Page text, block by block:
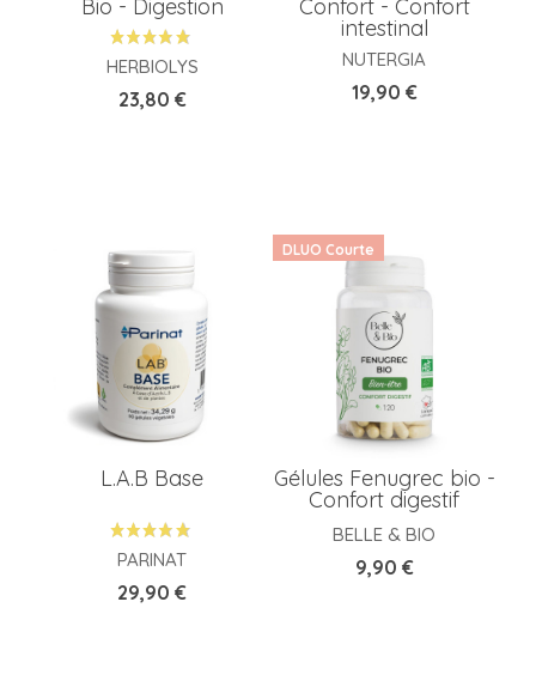
Bio - Digestion
HERBIOLYS
Prix
23,80 €
Confort - Confort
intestinal
NUTERGIA
Prix
19,90 €
L.A.B Base
PARINAT
Prix
29,90 €
DLUO Courte
Gélules Fenugrec bio -
Confort digestif
BELLE & BIO
Prix
9,90 €